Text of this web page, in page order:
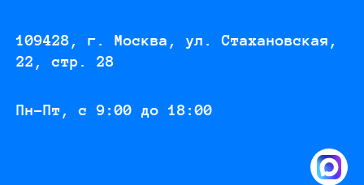
109428, г. Москва, ул. Стахановская,
22, стр. 28
Пн-Пт, с 9:00 до 18:00